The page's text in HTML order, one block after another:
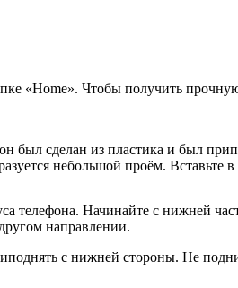
«Home». Чтобы получить
был сделан из пластика и был
небольшой проём. Вставьте
телефона. Начинайте с нижней
направлении.
с нижней стороны. Не